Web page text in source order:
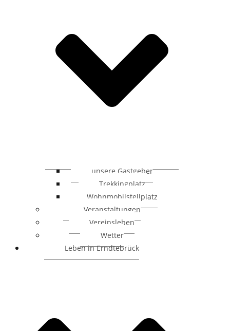
unsere Gastgeber
Trekkingplatz
Wohnmobilstellplatz
Veranstaltungen
Vereinsleben
Wetter
Leben in Erndtebrück